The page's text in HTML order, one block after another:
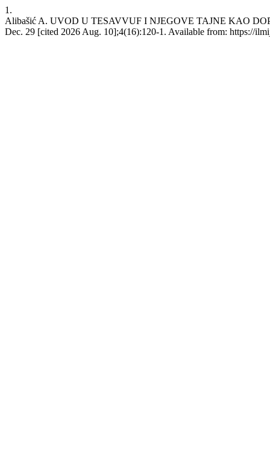
1.
Alibašić A. UVOD U TESAVVUF I NJEGOVE TAJNE KAO
Dec. 29 [cited 2026 Aug. 10];4(16):120-1. Available from: https://